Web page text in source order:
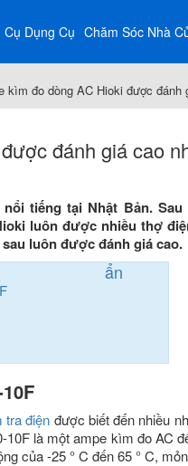
Cụ Dụng Cụ Chăm Sóc Nhà
kìm đo dòng AC Hioki được đánh
đánh giá cao
nổi tiếng tại Nhật Bản.
luôn được nhiều thợ
luôn được đánh giá cao.
ẩn
tra điện được biết đến nhiều
là một ampe kìm đo AC
của -25 ° C đến 65 ° C,